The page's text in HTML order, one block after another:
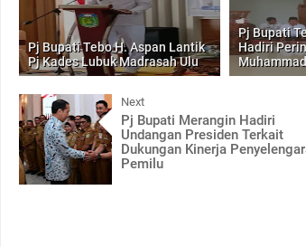
Pj Bupati Tebo H. Aspan Lantik
Pj Kades Lubuk Madrasah Ulu
Pj Bupati
Hadiri
Next
Pj Bupati Merangin Hadiri
Undangan Presiden Terkait
Dukungan Kinerja
Pemilu